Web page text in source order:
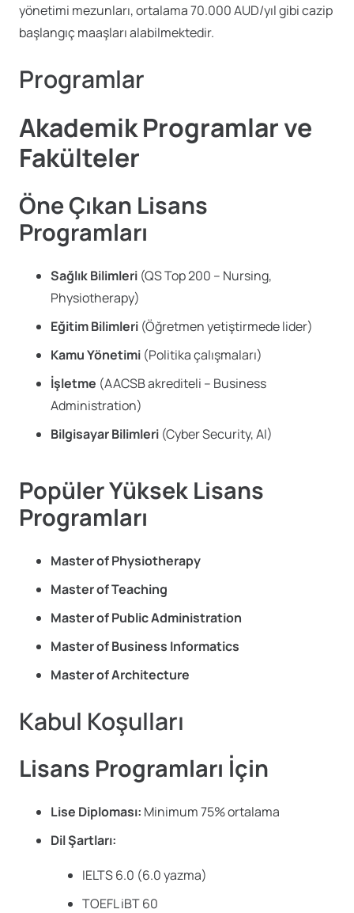
yönetimi mezunları, ortalama 70.000 AUD/yıl gibi cazip
başlangıç maaşları alabilmektedir.
Programlar
Akademik Programlar ve
Fakülteler
Öne Çıkan Lisans
Programları
Sağlık Bilimleri (QS Top 200 – Nursing,
Physiotherapy)
Eğitim Bilimleri (Öğretmen yetiştirmede lider)
Kamu Yönetimi (Politika çalışmaları)
İşletme (AACSB akrediteli – Business
Administration)
Bilgisayar Bilimleri (Cyber Security, AI)
Popüler Yüksek Lisans
Programları
Master of Physiotherapy
Master of Teaching
Master of Public Administration
Master of Business Informatics
Master of Architecture
Kabul Koşulları
Lisans Programları İçin
Lise Diploması: Minimum 75% ortalama
Dil Şartları:
IELTS 6.0 (6.0 yazma)
TOEFL iBT 60